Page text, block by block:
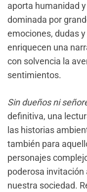
aporta humanidad
dominada por
emociones, dudas
enriquecen una
con solvencia la
sentimientos.
Sin dueños ni
definitiva, una
las historias
también para
personajes
poderosa invitación
nuestra sociedad.